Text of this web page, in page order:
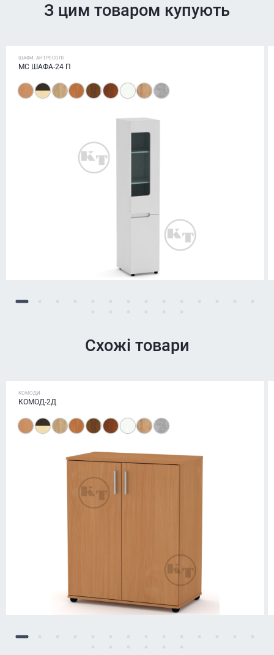
З цим товаром купують
ШАФИ, АНТРЕСОЛІ
МС ШАФА-24 П
Схожі товари
КОМОДИ
КОМОД-2Д